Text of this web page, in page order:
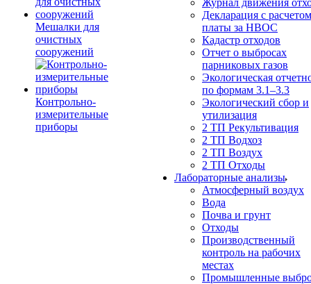
Мешалки для
очистных
сооружений
Контрольно-
измерительные
приборы
Декларация с расчетом
платы за НВОС
Кадастр отходов
Отчет о выбросах
парниковых газов
Экологическая
по формам 3.1–3.3
Экологический сбор и
утилизация
2 ТП Рекультивация
2 ТП Водхоз
2 ТП Воздух
2 ТП Отходы
Лабораторные анализы
Атмосферный воздух
Вода
Почва и грунт
Отходы
Производственный
контроль на рабочих
местах
Промышленные